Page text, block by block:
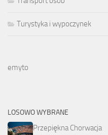
Turystyka i wypoczynek
emyto
LOSOWO WYBRANE
Przepiękna Chorwacja